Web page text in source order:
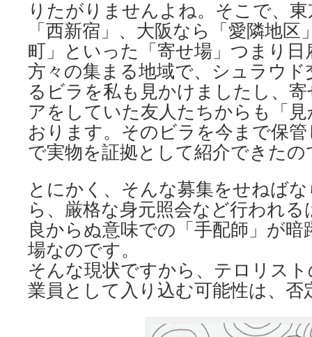
りたがりませんよね。そこで、
「西新宿」、大阪なら「愛隣地
町」といった「寄せ場」つまり
方々の集まる地域で、シュラウ
るビラを私も見かけましたし、
アをしていた友人たちからも「
おります。そのビラを今まで保
で実物を証拠として紹介できたの
とにかく、そんな募集をせねば
ら、厳格な身元照会など行われ
良からぬ意味での「手配師」が
場なのです。
そんな現状ですから、テロリス
業員として入り込む可能性は、否